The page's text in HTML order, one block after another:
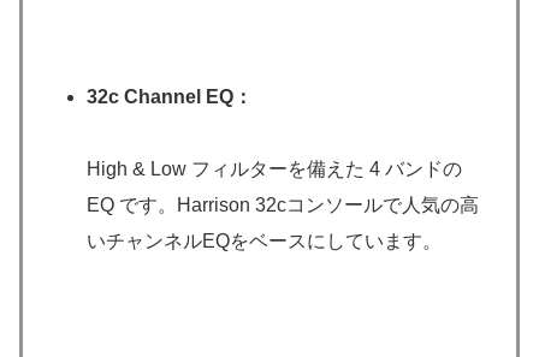
32c Channel EQ：
High & Low フィルターを備えた 4 バンドの
EQ です。Harrison 32cコンソールで人気の高
いチャンネルEQをベースにしています。